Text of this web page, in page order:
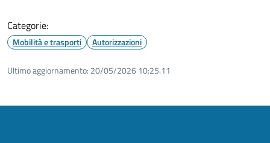
Categorie:
Mobilità e trasporti Autorizzazioni
Ultimo aggiornamento: 20/05/2026 10:25.11